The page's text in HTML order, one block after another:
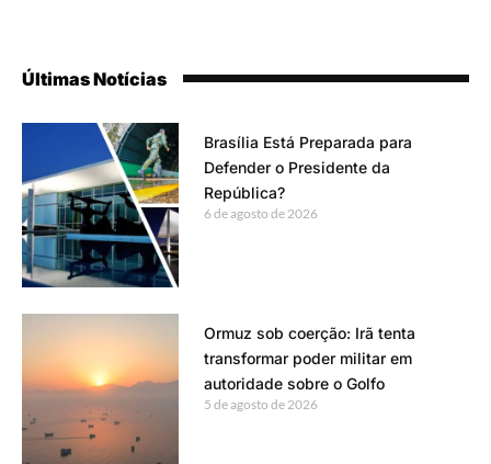
Últimas Notícias
Brasília Está Preparada para
Defender o Presidente da
República?
6 de agosto de 2026
Ormuz sob coerção: Irã tenta
transformar poder militar em
autoridade sobre o Golfo
5 de agosto de 2026